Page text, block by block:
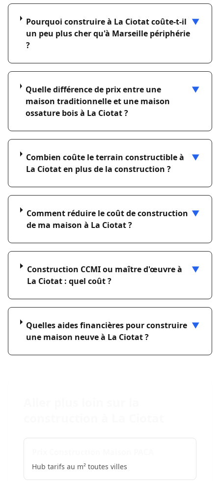
Pourquoi construire à La Ciotat coûte-t-il
un peu plus cher qu'à Marseille périphérie
?
▼
Quelle différence de prix entre une
maison traditionnelle et une maison
ossature bois à La Ciotat ?
▼
Combien coûte le terrain constructible à
La Ciotat en plus de la construction ?
▼
Comment réduire le coût de construction
de ma maison à La Ciotat ?
▼
Construction CCMI ou maître d'œuvre à
La Ciotat : quel coût ?
▼
Quelles aides financières pour construire
une maison neuve à La Ciotat ?
▼
Hub tarifs au m² toutes villes